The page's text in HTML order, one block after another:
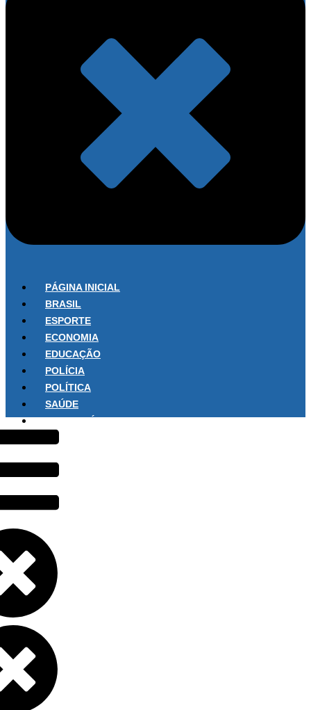
PÁGINA INICIAL
BRASIL
ESPORTE
ECONOMIA
EDUCAÇÃO
POLÍCIA
POLÍTICA
SAÚDE
SOBRE NÓS